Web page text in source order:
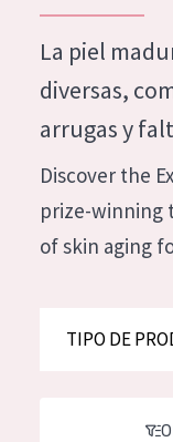
TIPO DE
Hidratación y
Reducción de
Regeneración
Firmeza
Piel menopáusica
French
Spanish
Greek
La piel
diversas,
arrugas y
Discover the
prize-winning
of skin aging
TIPO DE